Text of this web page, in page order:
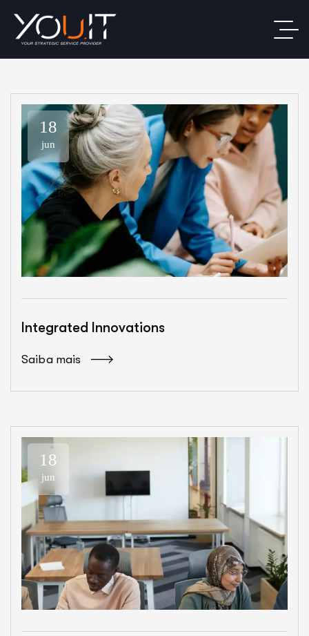
18
jun
Integrated Innovations
Saiba mais
18
jun